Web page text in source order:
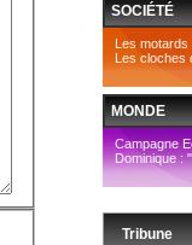
SOCIÉTÉ
Les motards
Les cloches
MONDE
Campagne
Dominique :
Tribune